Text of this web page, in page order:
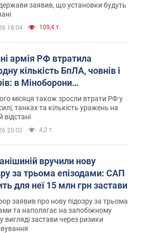
заявив, що установки будуть
18:04 109,4 т.
армія РФ втратила
кількість БпЛА, човнів і
в Міноборони
статистику
місяця також зросли втрати РФ у
танках та кількість уражень на
відстані
20:02 4,2 т.
вручили нову
за трьома епізодами: САП
для неї 15 млн грн застави
заявив про нову підозру за трьома
та наполягає на запобіжному
вигляді застави через ризики